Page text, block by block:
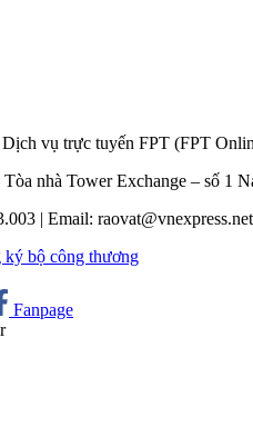
vụ trực tuyến FPT (FPT
nhà Tower Exchange – số 1
| Email: raovat@vnexpress.net
Fanpage